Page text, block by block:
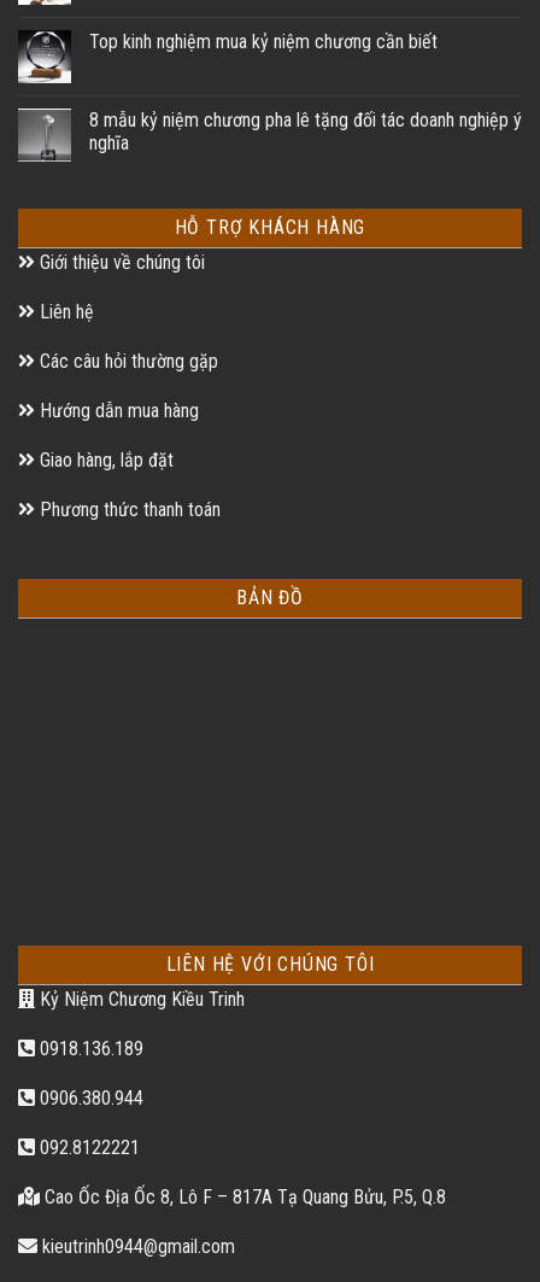
Top kinh nghiệm mua kỷ niệm chương cần biết
8 mẫu kỷ niệm chương pha lê tặng đối tác doanh nghiệp ý
nghĩa
HỖ TRỢ KHÁCH HÀNG
Giới thiệu về chúng tôi
Liên hệ
Các câu hỏi thường gặp
Hướng dẫn mua hàng
Giao hàng, lắp đặt
Phương thức thanh toán
BẢN ĐỒ
LIÊN HỆ VỚI CHÚNG TÔI
Kỷ Niệm Chương Kiều Trinh
0918.136.189
0906.380.944
092.8122221
Cao Ốc Địa Ốc 8, Lô F – 817A Tạ Quang Bửu, P.5, Q.8
kieutrinh0944@gmail.com